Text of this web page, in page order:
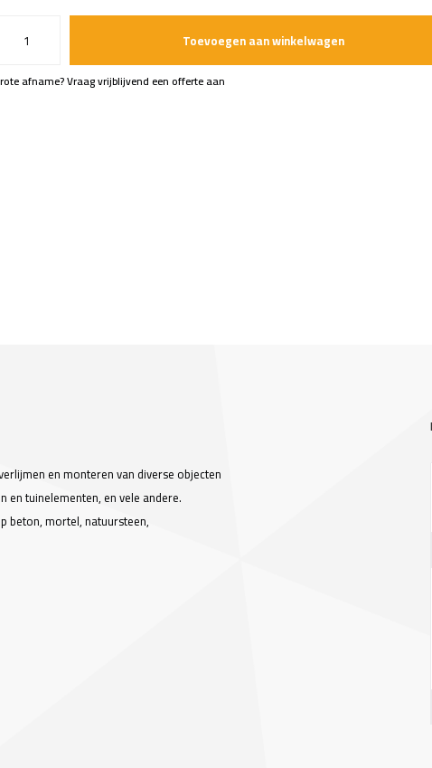
Toevoegen aan winkelwagen
afname? Vraag vrijblijvend een offerte aan
en monteren van diverse objecten
en tuinelementen, en vele andere.
beton, mortel, natuursteen,